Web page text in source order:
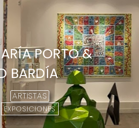
PORTO &
BARDÍA
ARTISTAS
EXPOSICIONES